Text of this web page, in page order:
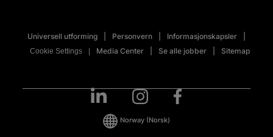
Universell utforming Personvern Informasjonskapsler
Cookie Settings Media Center Se alle jobber Sitemap
Norway (Norsk)